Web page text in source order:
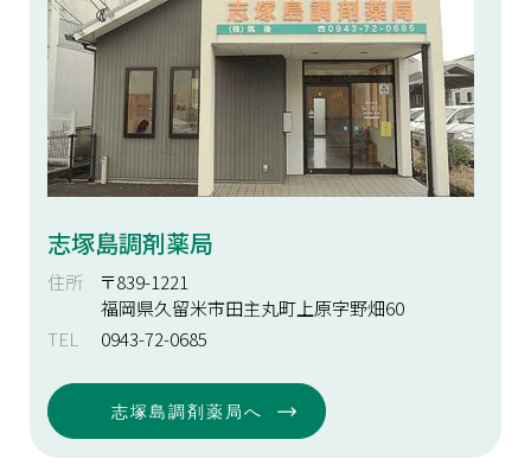
志塚島調剤薬局
住所
〒839-1221
福岡県久留米市田主丸町上原字野畑60
TEL
0943-72-0685
志塚島調剤薬局へ